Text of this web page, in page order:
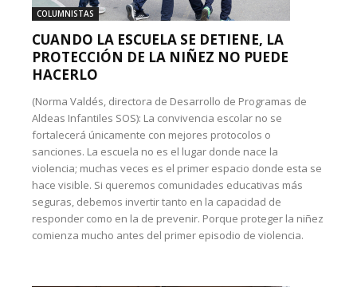
COLUMNISTAS
CUANDO LA ESCUELA SE DETIENE, LA
PROTECCIÓN DE LA NIÑEZ NO PUEDE
HACERLO
(Norma Valdés, directora de Desarrollo de Programas de
Aldeas Infantiles SOS): La convivencia escolar no se
fortalecerá únicamente con mejores protocolos o
sanciones. La escuela no es el lugar donde nace la
violencia; muchas veces es el primer espacio donde esta se
hace visible. Si queremos comunidades educativas más
seguras, debemos invertir tanto en la capacidad de
responder como en la de prevenir. Porque proteger la niñez
comienza mucho antes del primer episodio de violencia.